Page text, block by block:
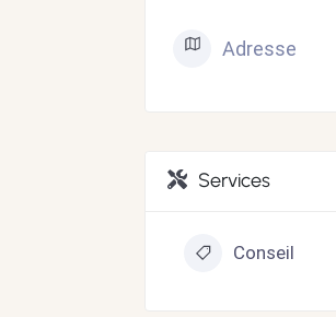
Adresse
Services
Conseil